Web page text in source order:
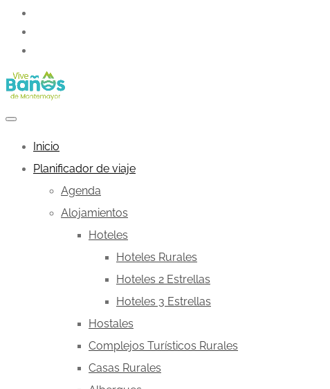
Inicio
Planificador de viaje
Agenda
Alojamientos
Hoteles
Hoteles Rurales
Hoteles 2 Estrellas
Hoteles 3 Estrellas
Hostales
Complejos Turísticos Rurales
Casas Rurales